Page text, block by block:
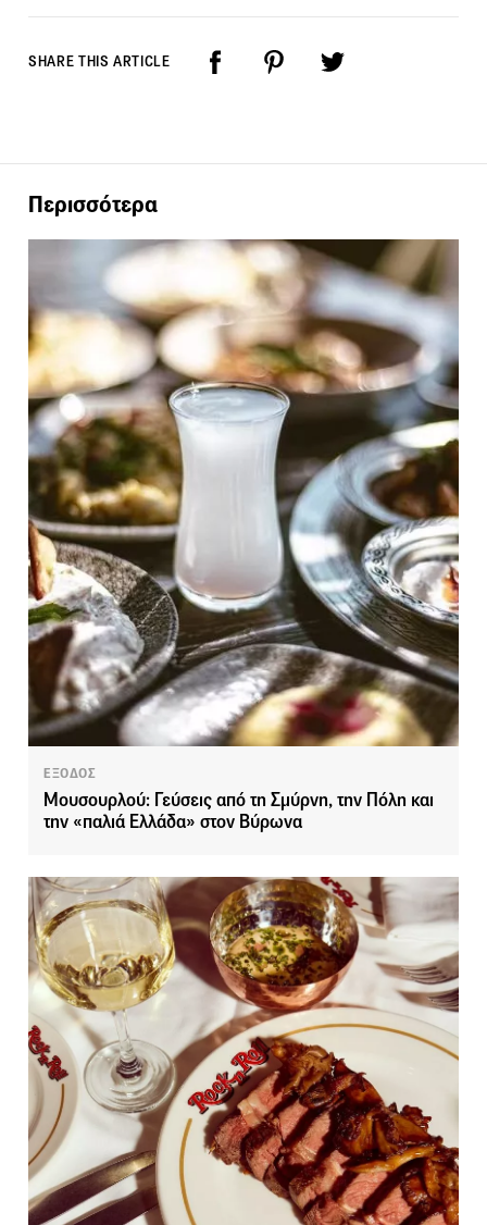
SHARE THIS ARTICLE
Περισσότερα
ΕΞΟΔΟΣ
Μουσουρλού: Γεύσεις από τη Σμύρνη, την Πόλη και
την «παλιά Ελλάδα» στον Βύρωνα